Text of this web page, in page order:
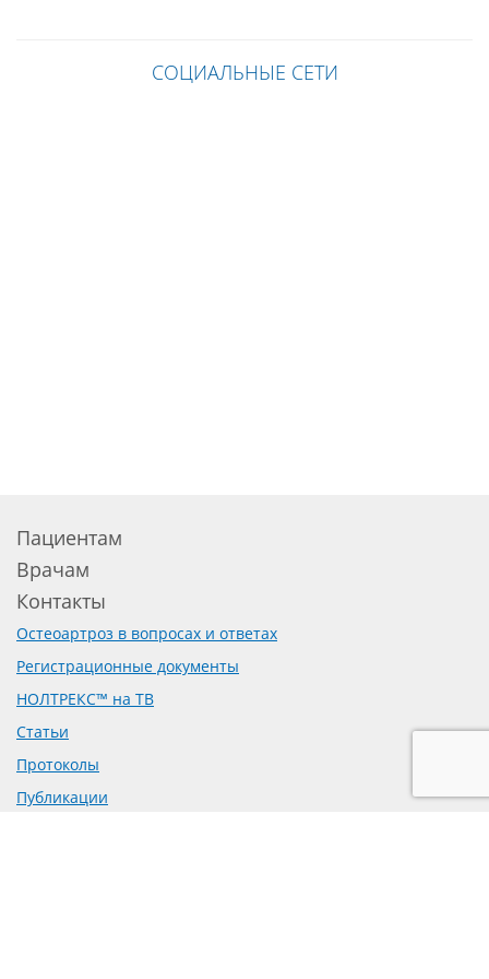
СОЦИАЛЬНЫЕ СЕТИ
Пациентам
Врачам
Контакты
Остеоартроз в вопросах и ответах
Регистрационные документы
НОЛТРЕКС™ на ТВ
Статьи
Протоколы
Публикации